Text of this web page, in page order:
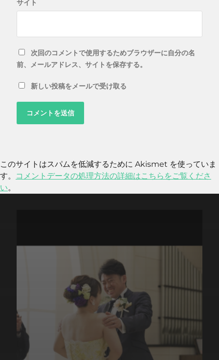
サイト
次回のコメントで使用するためブラウザーに自分の名
前、メールアドレス、サイトを保存する。
新しい投稿をメールで受け取る
このサイトはスパムを低減するために Akismet を使っていま
す。
コメントデータの処理方法の詳細はこちらをご覧くださ
い。